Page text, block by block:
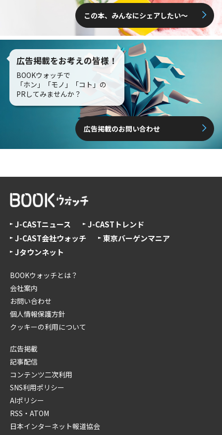
この本、みんなにシェアしたい〜
広告掲載をお考えの皆様！
BOOKウォッチで
「ホン」「モノ」「コト」の
PRしてみませんか？
広告掲載のお問い合わせ
J-CASTニュース
J-CASTトレンド
J-CAST会社ウォッチ
東京バーゲンマニア
Jタウンネット
BOOKウォッチとは？
会社案内
お問い合わせ
個人情報保護方針
クッキーの利用について
広告掲載
記事配信
コンテンツ二次利用
SNS利用ポリシー
AIポリシー
RSS・ATOM
日本インターネット報道協会